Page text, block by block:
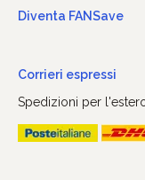
Diventa FANSave
Corrieri espressi
Spedizioni per